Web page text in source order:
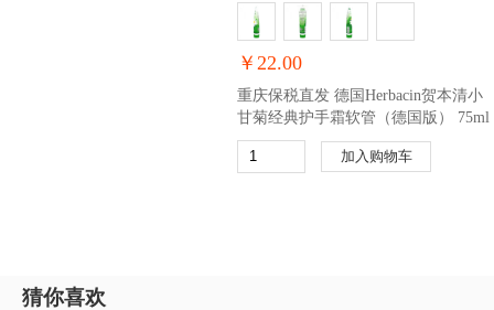
￥22.00
重庆保税直发 德国Herbacin贺本清小
甘菊经典护手霜软管（德国版） 75ml
加入购物车
猜你喜欢